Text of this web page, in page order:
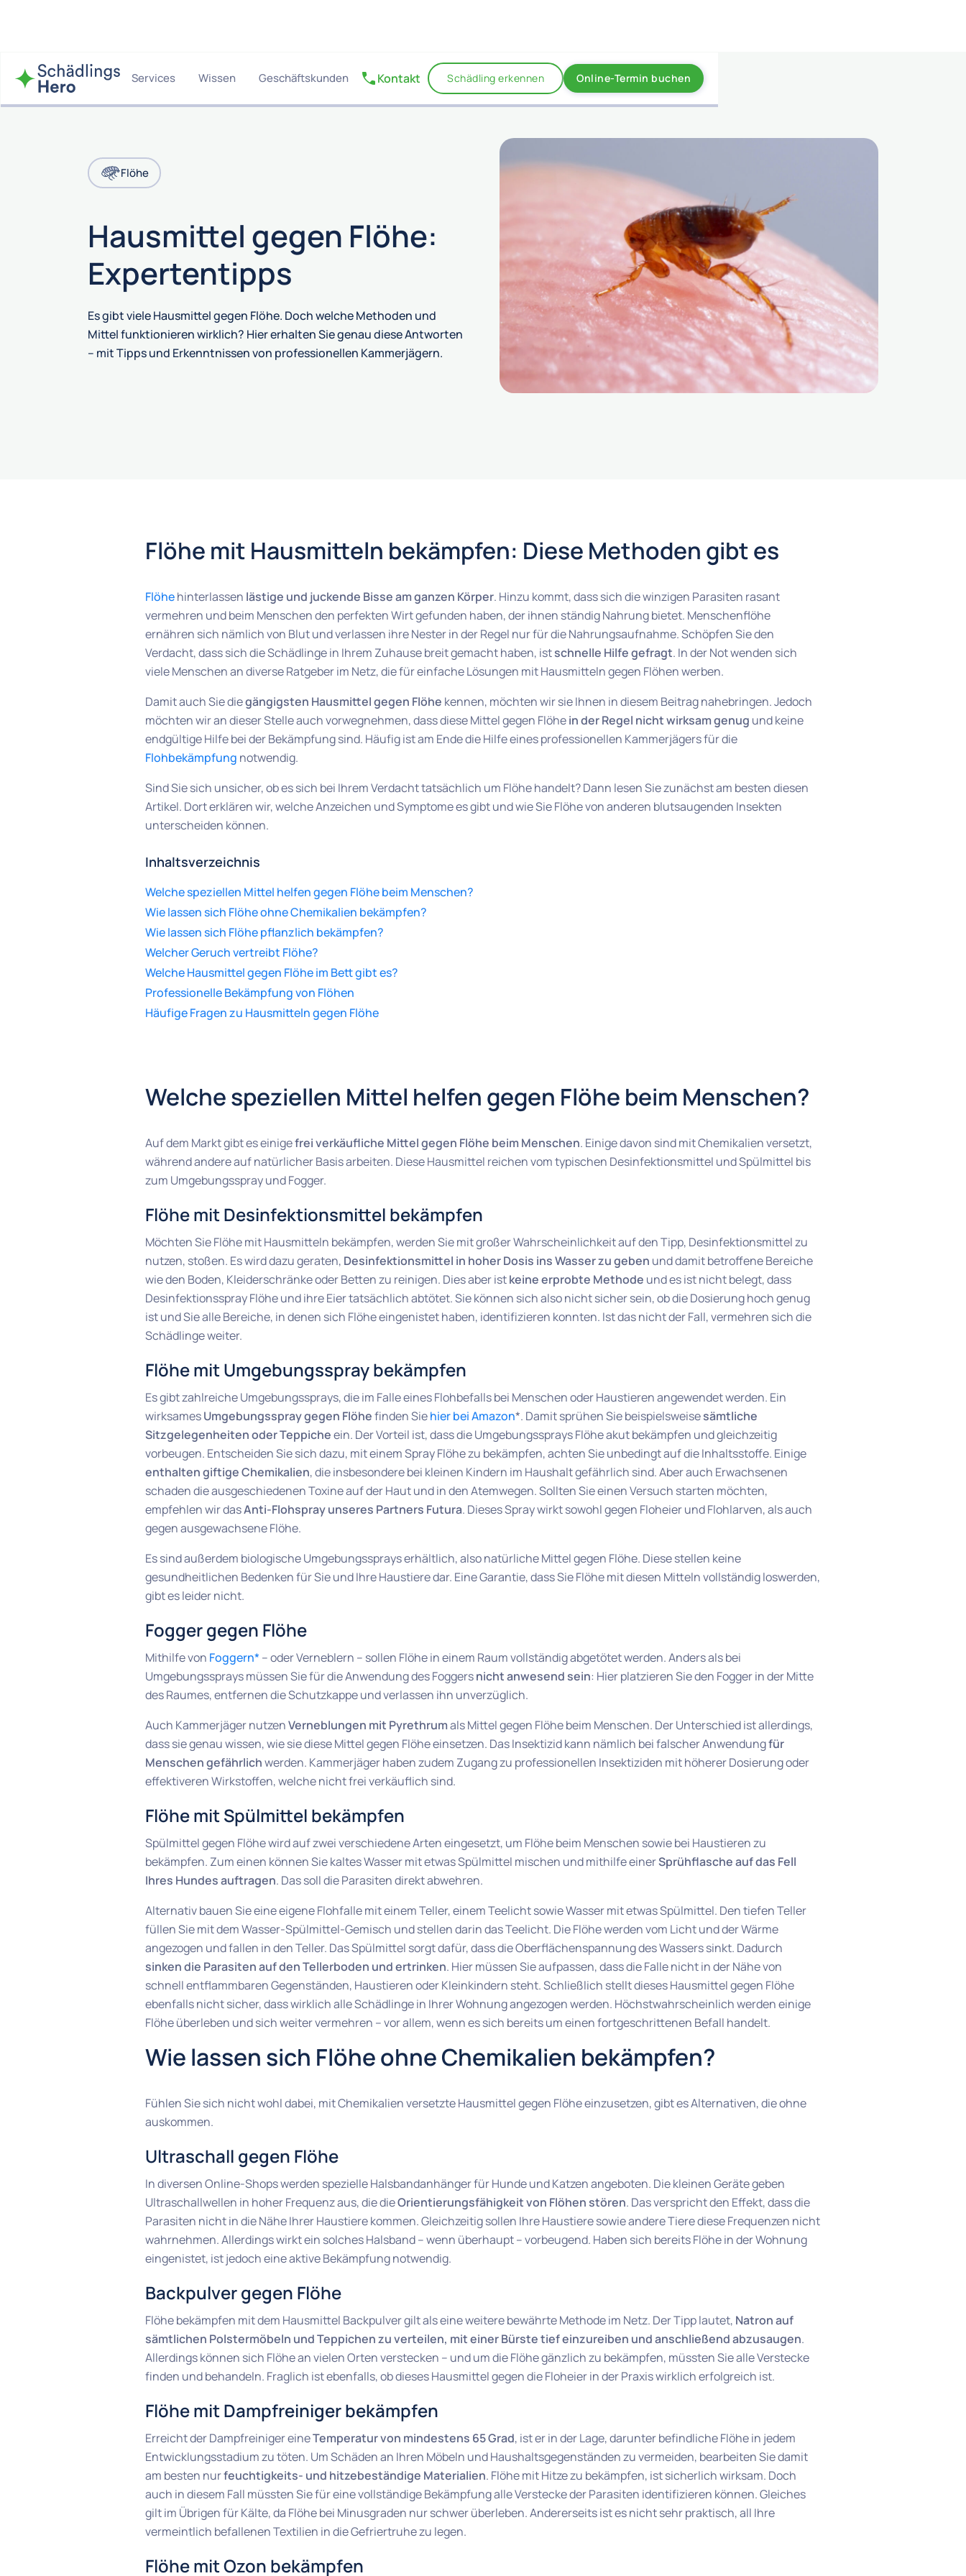
Services Wissen Geschäftskunden Kontakt Schädling erkennen Online-Termin buchen
Flöhe
Hausmittel gegen Flöhe:
Expertentipps
Es gibt viele Hausmittel gegen Flöhe. Doch welche Methoden und
Mittel funktionieren wirklich? Hier erhalten Sie genau diese Antworten
– mit Tipps und Erkenntnissen von professionellen Kammerjägern.
Flöhe mit Hausmitteln bekämpfen: Diese Methoden gibt es
Flöhehinterlassen lästige und juckende Bisse am ganzen Körper. Hinzu kommt, dass sich die winzigen Parasiten rasant
vermehren und beim Menschen den perfekten Wirt gefunden haben, der ihnen ständig Nahrung bietet. Menschenflöhe
ernähren sich nämlich von Blut und verlassen ihre Nester in der Regel nur für die Nahrungsaufnahme. Schöpfen Sie den
Verdacht, dass sich die Schädlinge in Ihrem Zuhause breit gemacht haben, istschnelle Hilfe gefragt. In der Not wenden sich
viele Menschen an diverse Ratgeber im Netz, die für einfache Lösungen mit Hausmitteln gegen Flöhen werben.
Damit auch Sie diegängigsten Hausmittel gegen Flöhe kennen, möchten wir sie Ihnen in diesem Beitrag nahebringen. Jedoch
möchten wir an dieser Stelle auch vorwegnehmen, dass dieseMittel gegen Flöhein der Regel nicht wirksam genug und keine
endgültige Hilfe bei der Bekämpfung sind. Häufig ist am Ende die Hilfe eines professionellen Kammerjägers für die
Flohbekämpfung notwendig.
Sind Sie sich unsicher, ob es sich bei Ihrem Verdacht tatsächlich um Flöhe handelt? Dann lesen Sie zunächst am besten diesen
Artikel. Dort erklären wir, welche Anzeichen und Symptome es gibt und wie Sie Flöhe von anderen blutsaugenden Insekten
unterscheiden können.
Inhaltsverzeichnis
Welche speziellen Mittel helfen gegen Flöhe beim Menschen?
Wie lassen sich Flöhe ohne Chemikalien bekämpfen?
Wie lassen sich Flöhe pflanzlich bekämpfen?
Welcher Geruch vertreibt Flöhe?
Welche Hausmittel gegen Flöhe im Bett gibt es?
Professionelle Bekämpfung von Flöhen
Häufige Fragen zu Hausmitteln gegen Flöhe
Welche speziellen Mittel helfen gegen Flöhe beim Menschen?
Auf dem Markt gibt es einigefrei verkäufliche Mittel gegen Flöhe beim Menschen. Einige davon sind mit Chemikalien versetzt,
während andere auf natürlicher Basis arbeiten. Diese Hausmittel reichen vom typischen Desinfektionsmittel und Spülmittel bis
zum Umgebungsspray und Fogger.
Flöhe mit Desinfektionsmittel bekämpfen
Möchten Sie Flöhe mit Hausmitteln bekämpfen, werden Sie mit großer Wahrscheinlichkeit auf den Tipp, Desinfektionsmittel zu
nutzen, stoßen. Es wird dazu geraten, Desinfektionsmittel in hoher Dosis ins Wasser zu geben und damit betroffene Bereiche
wie den Boden, Kleiderschränke oder Betten zu reinigen. Dies aber istkeine erprobte Methode und es ist nicht belegt, dass
Desinfektionsspray Flöhe und ihre Eier tatsächlich abtötet. Sie können sich also nicht sicher sein, ob die Dosierung hoch genug
ist und Sie alle Bereiche, in denen sich Flöhe eingenistet haben, identifizieren konnten. Ist das nicht der Fall, vermehren sich die
Schädlinge weiter.
Flöhe mit Umgebungsspray bekämpfen
Es gibt zahlreiche Umgebungssprays, die im Falle eines Flohbefalls bei Menschen oder Haustieren angewendet werden. Ein
wirksamesUmgebungsspray gegen Flöhefinden Siehier bei Amazon*. Damit sprühen Sie beispielsweisesämtliche
Sitzgelegenheiten oder Teppicheein. Der Vorteil ist, dass die Umgebungssprays Flöhe akut bekämpfen und gleichzeitig
vorbeugen. Entscheiden Sie sich dazu, mit einem Spray Flöhe zu bekämpfen, achten Sie unbedingt auf die Inhaltsstoffe. Einige
enthalten giftige Chemikalien, die insbesondere bei kleinen Kindern im Haushalt gefährlich sind. Aber auch Erwachsenen
schaden die ausgeschiedenen Toxine auf der Haut und in den Atemwegen. Sollten Sie einen Versuch starten möchten,
empfehlen wir dasAnti-Flohspray unseres Partners Futura. Dieses Spray wirkt sowohl gegen Floheier und Flohlarven, als auch
gegen ausgewachsene Flöhe.
Es sind außerdem biologische Umgebungssprays erhältlich, also natürliche Mittel gegen Flöhe. Diese stellen keine
gesundheitlichen Bedenken für Sie und Ihre Haustiere dar. Eine Garantie, dass Sie Flöhe mit diesen Mitteln vollständig loswerden,
gibt es leider nicht.
Fogger gegen Flöhe
Mithilfe von Foggern* – oder Verneblern – sollen Flöhe in einem Raum vollständig abgetötet werden. Anders als bei
Umgebungssprays müssen Sie für die Anwendung des Foggersnicht anwesend sein: Hier platzieren Sie den Fogger in der Mitte
des Raumes, entfernen die Schutzkappe und verlassen ihn unverzüglich.
Auch Kammerjäger nutzenVerneblungen mit Pyrethrumals Mittel gegen Flöhe beim Menschen. Der Unterschied ist allerdings,
dass sie genau wissen, wie sie diese Mittel gegen Flöhe einsetzen. Das Insektizid kann nämlich bei falscher Anwendungfür
Menschen gefährlichwerden. Kammerjäger haben zudem Zugang zu professionellen Insektiziden mit höherer Dosierung oder
effektiveren Wirkstoffen, welche nicht frei verkäuflich sind.
Flöhe mit Spülmittel bekämpfen
Spülmittel gegen Flöhe wird auf zwei verschiedene Arten eingesetzt, um Flöhe beim Menschen sowie bei Haustieren zu
bekämpfen. Zum einen können Sie kaltes Wasser mit etwas Spülmittel mischen und mithilfe einerSprühflasche auf das Fell
Ihres Hundes auftragen. Das soll die Parasiten direkt abwehren.
Alternativ bauen Sie eine eigene Flohfalle mit einem Teller, einem Teelicht sowie Wasser mit etwas Spülmittel. Den tiefen Teller
füllen Sie mit dem Wasser-Spülmittel-Gemisch und stellen darin das Teelicht. Die Flöhe werden vom Licht und der Wärme
angezogen und fallen in den Teller. Das Spülmittel sorgt dafür, dass die Oberflächenspannung des Wassers sinkt. Dadurch
sinken die Parasiten auf den Tellerboden und ertrinken. Hier müssen Sie aufpassen, dass die Falle nicht in der Nähe von
schnell entflammbaren Gegenständen, Haustieren oder Kleinkindern steht. Schließlich stellt dieses Hausmittel gegen Flöhe
ebenfalls nicht sicher, dass wirklich alle Schädlinge in Ihrer Wohnung angezogen werden. Höchstwahrscheinlich werden einige
Flöhe überleben und sich weiter vermehren – vor allem, wenn es sich bereits um einen fortgeschrittenen Befall handelt.
Wie lassen sich Flöhe ohne Chemikalien bekämpfen?
Fühlen Sie sich nicht wohl dabei, mit Chemikalien versetzte Hausmittel gegen Flöhe einzusetzen, gibt es Alternativen, die ohne
auskommen.
Ultraschall gegen Flöhe
In diversen Online-Shops werden spezielle Halsbandanhänger für Hunde und Katzen angeboten. Die kleinen Geräte geben
Ultraschallwellen in hoher Frequenz aus, die dieOrientierungsfähigkeit von Flöhen stören. Das verspricht den Effekt, dass die
Parasiten nicht in die Nähe Ihrer Haustiere kommen. Gleichzeitig sollen Ihre Haustiere sowie andere Tiere diese Frequenzen nicht
wahrnehmen. Allerdings wirkt ein solches Halsband – wenn überhaupt – vorbeugend. Haben sich bereits Flöhe in der Wohnung
eingenistet, ist jedoch eine aktive Bekämpfung notwendig.
Backpulver gegen Flöhe
Flöhe bekämpfen mit dem Hausmittel Backpulver gilt als eine weitere bewährte Methode im Netz. Der Tipp lautet, Natron auf
sämtlichen Polstermöbeln und Teppichen zu verteilen, mit einer Bürste tief einzureiben und anschließend abzusaugen.
Allerdings können sich Flöhe an vielen Orten verstecken – und um die Flöhe gänzlich zu bekämpfen, müssten Sie alle Verstecke
finden und behandeln. Fraglich ist ebenfalls, ob dieses Hausmittel gegen die Floheier in der Praxis wirklich erfolgreich ist.
Flöhe mit Dampfreiniger bekämpfen
Erreicht der Dampfreiniger eineTemperatur von mindestens 65 Grad, ist er in der Lage, darunter befindliche Flöhe in jedem
Entwicklungsstadium zu töten. Um Schäden an Ihren Möbeln und Haushaltsgegenständen zu vermeiden, bearbeiten Sie damit
am besten nurfeuchtigkeits- und hitzebeständige Materialien. Flöhe mit Hitze zu bekämpfen, ist sicherlich wirksam. Doch
auch in diesem Fall müssten Sie für eine vollständige Bekämpfung alle Verstecke der Parasiten identifizieren können. Gleiches
gilt im Übrigen für Kälte, da Flöhe bei Minusgraden nur schwer überleben. Andererseits ist es nicht sehr praktisch, all Ihre
vermeintlich befallenen Textilien in die Gefriertruhe zu legen.
Flöhe mit Ozon bekämpfen